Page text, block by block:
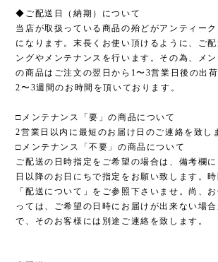
◆ご配送日（納期）について
当店が取扱っている商品の殆どがアンティー
になります。末長くお使い頂けるように、ご
ングやメンテナンスを行います。その為、メン
の商品はご注文の翌日から1〜3営業日後の出
2〜3週間のお時間を頂いております。
□メンテナンス「要」の商品について
2営業日以内に最短のお届け日のご連絡を致し
□メンテナンス「不要」の商品について
ご配送の日時指定をご希望の場合は、備考欄
日以降のお日にちで指定をお願い致します。
「配送について」をご参照下さいませ。尚、
っては、ご希望の日時にお届けが出来ない場
で、そのお客様には別途ご連絡を致します。